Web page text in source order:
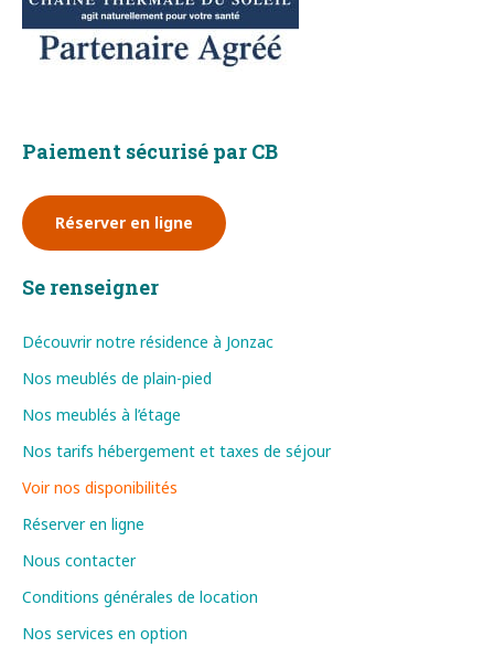
Paiement sécurisé par CB
Réserver en ligne
Se renseigner
Découvrir notre résidence à Jonzac
Nos meublés de plain-pied
Nos meublés à l’étage
Nos tarifs hébergement et taxes de séjour
Voir nos disponibilités
Réserver en ligne
Nous contacter
Conditions générales de location
Nos services en option